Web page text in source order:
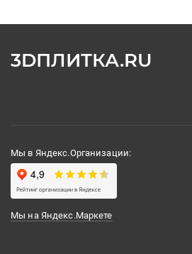
3DПЛИТКА.RU
Мы в Яндекс.Организации:
Мы на Яндекс.Маркете